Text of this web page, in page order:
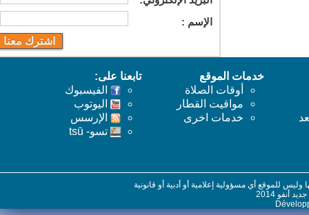
اﻹسم :
خدمات الموقع
أوقات الصلاة
مواقيت القطار
خدمات اخرى
تابعنا على:
الفيسبوك
اليوتوب
اﻹرسس
تسو- tsū
للموقع أي مسؤولية إعلامية أو أدبية أو قانونية
2014